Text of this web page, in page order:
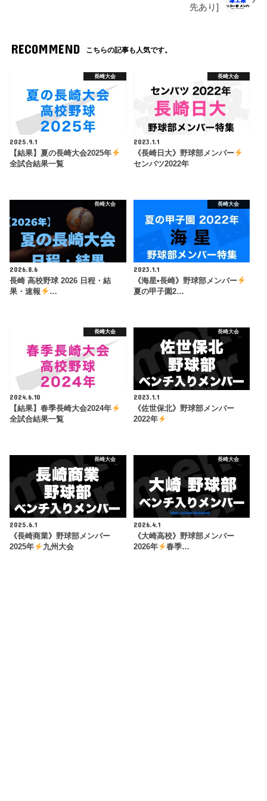
先あり]
RECOMMEND こちらの記事も人気です。
長崎大会
2025.9.1
【結果】夏の長崎大会2025年
全試合結果一覧
長崎大会
2023.1.1
《長崎日大》野球部メンバー
センバツ2022年
長崎大会
2026.8.6
長崎 高校野球 2026 日程・結
果・速報
…
長崎大会
2023.1.1
《海星•長崎》野球部メンバー
夏の甲子園2…
長崎大会
2024.6.10
【結果】春季長崎大会2024年
全試合結果一覧
長崎大会
2023.1.1
《佐世保北》野球部メンバー
2022年
長崎大会
2025.6.1
《長崎商業》野球部メンバー
2025年
九州大会
長崎大会
2026.4.1
《大崎高校》野球部メンバー
2026年
春季…